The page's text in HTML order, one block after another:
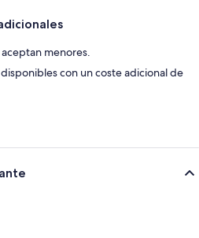
menores.
con un coste adicional de